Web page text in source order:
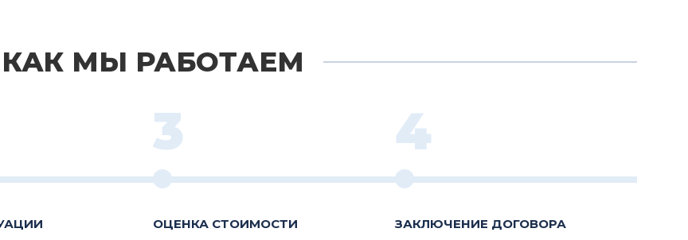
КАК МЫ РАБОТАЕМ
3
ОЦЕНКА СТОИМОСТИ
4
ЗАКЛЮЧЕНИЕ ДОГОВОРА